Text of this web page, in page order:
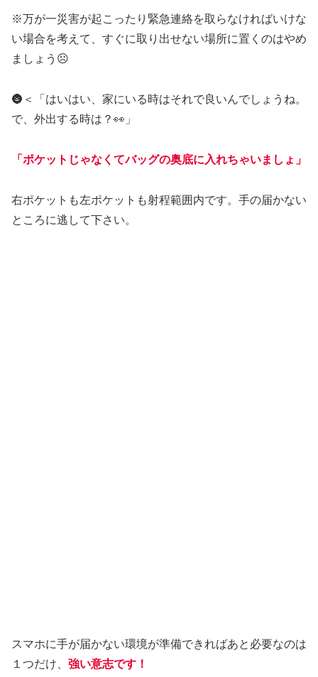
※万が一災害が起こったり緊急連絡を取らなければいけな
い場合を考えて、すぐに取り出せない場所に置くのはやめ
ましょう☹️
🌚＜「はいはい、家にいる時はそれで良いんでしょうね。
で、外出する時は？👀」
「ポケットじゃなくてバッグの奥底に入れちゃいましょ」
右ポケットも左ポケットも射程範囲内です。手の届かない
ところに逃して下さい。
スマホに手が届かない環境が準備できればあと必要なのは
１つだけ、 強い意志です！